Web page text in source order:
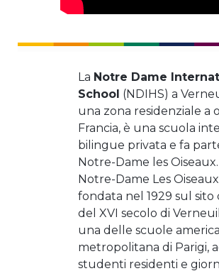
La Notre Dame
School (NDIHS) a
una zona residenziale a
Francia, è una scuola
bilingue privata e fa
Notre-Dame les
Notre-Dame Les
fondata nel 1929 sul sito
del XVI secolo di
una delle scuole
metropolitana di Parigi,
studenti residenti e